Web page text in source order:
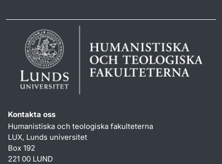
Kontakta oss
Humanistiska och teologiska fakulteterna
LUX, Lunds universitet
Box 192
221 00 LUND